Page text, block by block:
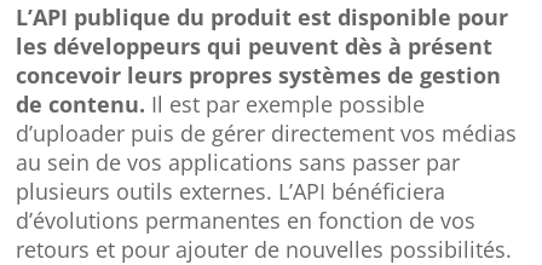
L’API publique du produit est disponible pour
les développeurs qui peuvent dès à présent
concevoir leurs propres systèmes de gestion
de contenu. Il est par exemple possible
d’uploader puis de gérer directement vos médias
au sein de vos applications sans passer par
plusieurs outils externes. L’API bénéficiera
d’évolutions permanentes en fonction de vos
retours et pour ajouter de nouvelles possibilités.